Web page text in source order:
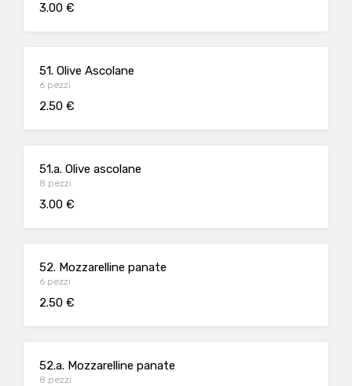
3.00 €
51. Olive Ascolane
6 pezzi
2.50 €
51.a. Olive ascolane
8 pezzi
3.00 €
52. Mozzarelline panate
6 pezzi
2.50 €
52.a. Mozzarelline panate
8 pezzi